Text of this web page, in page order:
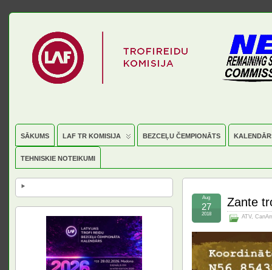
SĀKUMS LAF TR KOMISIJA BEZCEĻU ČEMPIONĀTS
TEHNISKIE NOTEIKUMI
Zante
ATV,
Aug
27
2018